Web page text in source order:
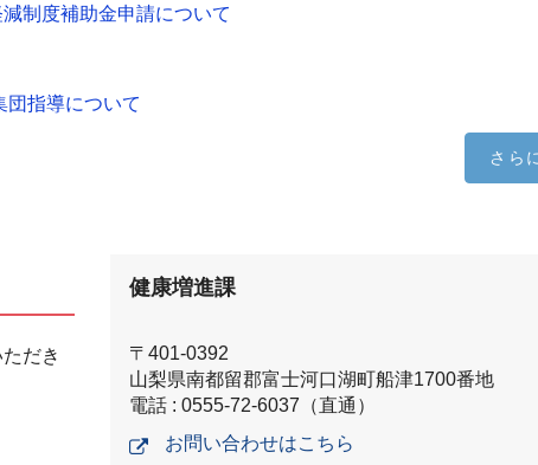
制度補助金申請について
団指導について
さら
だき
健康増進課
〒401-0392
山梨県南都留郡富士河口湖町船津1700番地
電話 : 0555-72-6037（直通）
お問い合わせはこちら